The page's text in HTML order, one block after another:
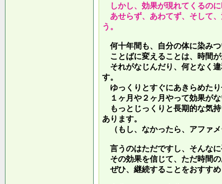
しかし、効果が現れてくるの
あせらず、あわてず、そして
う。
何十年間も、自分の体に染み
ことばに変えることは、時間
それがなじんだり、何となく
す。
ゆっくりとすぐにあきらめた
１ヶ月や２ヶ月やって効果が
もっとじっくりと長期的な気
あります。
（もし、なかったら、アファ
言うのはただですし、そんな
その効果を信じて、ただ時間
ぜひ、継続することをおすす